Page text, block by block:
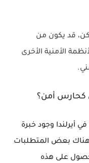
قد يكون من
الأمنية الأخرى
كحارس أمن؟
أيرلندا وجود خبرة
بعض المتطلبات
على هذه